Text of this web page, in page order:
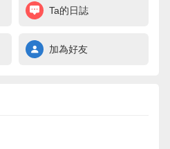
Ta的日誌
加為好友